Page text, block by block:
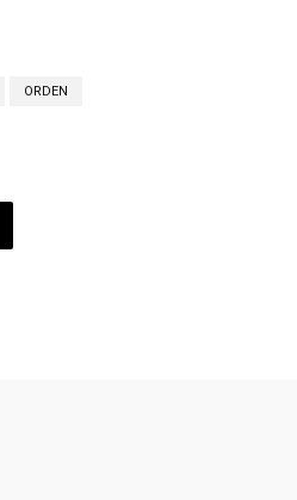
ORDEN